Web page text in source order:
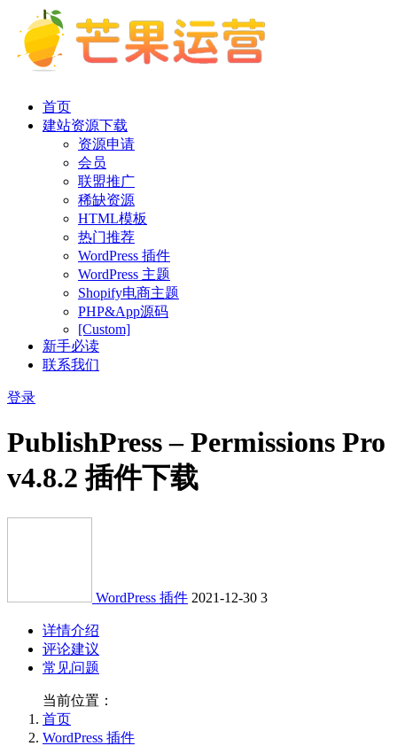
首页
建站资源下载
资源申请
会员
联盟推广
稀缺资源
HTML模板
热门推荐
WordPress 插件
WordPress 主题
Shopify电商主题
PHP&App源码
[Custom]
新手必读
联系我们
登录
PublishPress – Permissions Pro
v4.8.2 插件下载
WordPress 插件 2021-12-30 3
详情介绍
评论建议
常见问题
当前位置：
首页
WordPress 插件